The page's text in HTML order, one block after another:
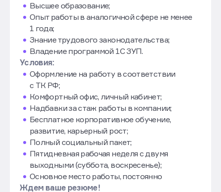
Высшее образование;
Опыт работы в аналогичной сфере не менее
1 года;
Знание трудового законодательства;
Владение программой 1С ЗУП.
Условия:
Оформление на работу в соответствии
с ТК РФ;
Комфортный офис, личный кабинет;
Надбавки за стаж работы в компании;
Бесплатное корпоративное обучение,
развитие, карьерный рост;
Полный социальный пакет;
Пятидневная рабочая неделя с двумя
выходными (суббота, воскресенье);
Основное место работы, постоянно
Ждем ваше резюме!